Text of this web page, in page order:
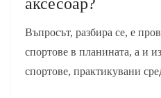
Въпросът, разбира се, е
спортове в планината, а и
спортове, практикувани